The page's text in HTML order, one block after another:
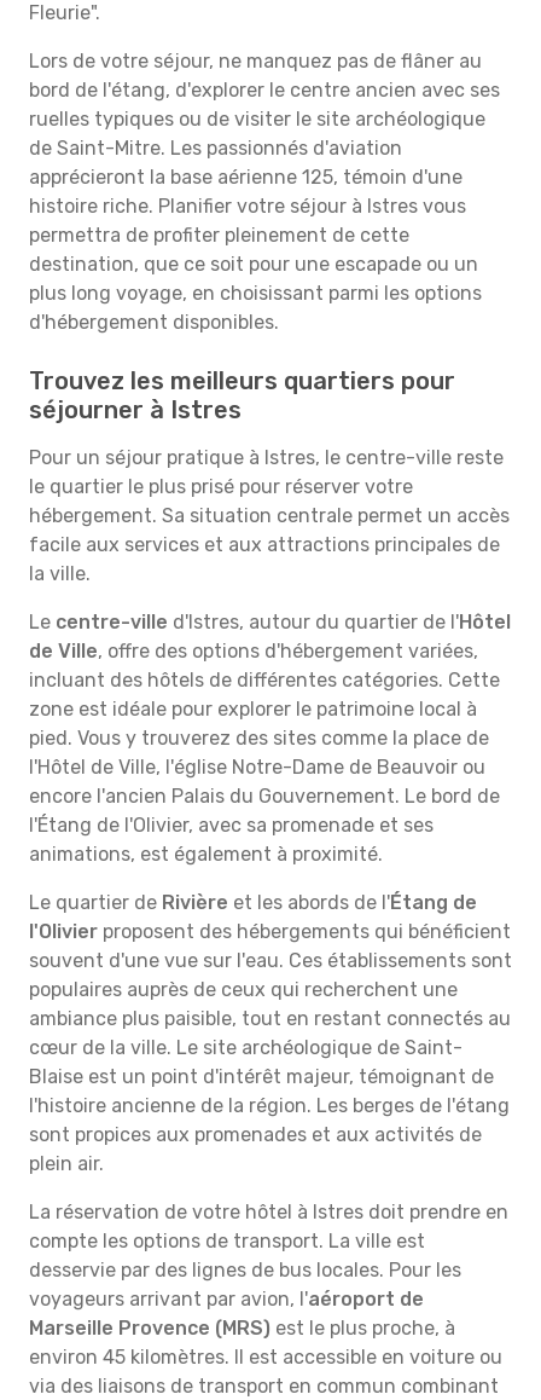
Fleurie".
Lors de votre séjour, ne manquez pas de flâner au
bord de l'étang, d'explorer le centre ancien avec ses
ruelles typiques ou de visiter le site archéologique
de Saint-Mitre. Les passionnés d'aviation
apprécieront la base aérienne 125, témoin d'une
histoire riche. Planifier votre séjour à Istres vous
permettra de profiter pleinement de cette
destination, que ce soit pour une escapade ou un
plus long voyage, en choisissant parmi les options
d'hébergement disponibles.
Trouvez les meilleurs quartiers pour
séjourner à Istres
Pour un séjour pratique à Istres, le centre-ville reste
le quartier le plus prisé pour réserver votre
hébergement. Sa situation centrale permet un accès
facile aux services et aux attractions principales de
la ville.
Le centre-ville d'Istres, autour du quartier de l'Hôtel
de Ville, offre des options d'hébergement variées,
incluant des hôtels de différentes catégories. Cette
zone est idéale pour explorer le patrimoine local à
pied. Vous y trouverez des sites comme la place de
l'Hôtel de Ville, l'église Notre-Dame de Beauvoir ou
encore l'ancien Palais du Gouvernement. Le bord de
l'Étang de l'Olivier, avec sa promenade et ses
animations, est également à proximité.
Le quartier de Rivière et les abords de l'Étang de
l'Olivier proposent des hébergements qui bénéficient
souvent d'une vue sur l'eau. Ces établissements sont
populaires auprès de ceux qui recherchent une
ambiance plus paisible, tout en restant connectés au
cœur de la ville. Le site archéologique de Saint-
Blaise est un point d'intérêt majeur, témoignant de
l'histoire ancienne de la région. Les berges de l'étang
sont propices aux promenades et aux activités de
plein air.
La réservation de votre hôtel à Istres doit prendre en
compte les options de transport. La ville est
desservie par des lignes de bus locales. Pour les
voyageurs arrivant par avion, l'aéroport de
Marseille Provence (MRS) est le plus proche, à
environ 45 kilomètres. Il est accessible en voiture ou
via des liaisons de transport en commun combinant